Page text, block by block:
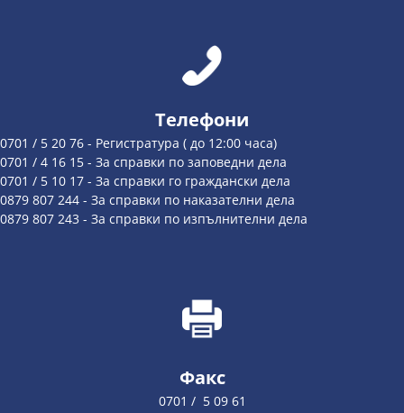
Телефони
0701 / 5 20 76 - Регистратура ( до 12:00 часа)
0701 / 4 16 15 - За справки по заповедни дела
0701 / 5 10 17 - За справки го граждански дела
0879 807 244 - За справки по наказателни дела
0879 807 243 - За справки по изпълнителни дела
Факс
0701 / 5 09 61